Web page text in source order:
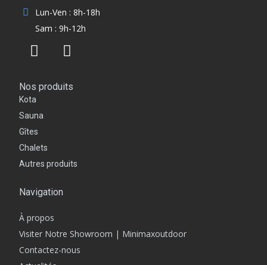
Lun-Ven : 8h-18h
Sam : 9h-12h
Nos produits
Kota
Sauna
Gîtes
Chalets
Autres produits
Navigation
À propos
Visiter Notre Showroom | Minimaxoutdoor
Contactez-nous